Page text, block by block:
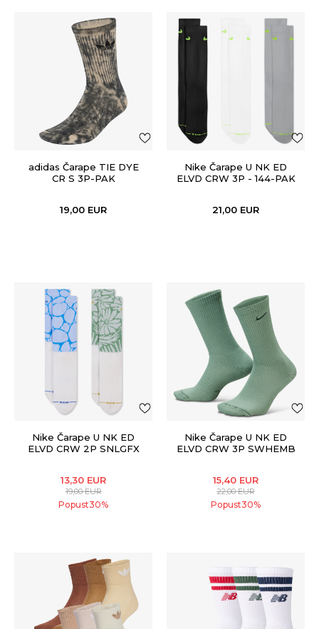
adidas Čarape TIE DYE
CR S 3P-PAK
19,00 EUR
Nike Čarape U NK ED
ELVD CRW 3P - 144-PAK
21,00 EUR
Nike Čarape U NK ED
ELVD CRW 2P SNLGFX
13,30 EUR
19,00EUR
Popust30%
Nike Čarape U NK ED
ELVD CRW 3P SWHEMB
15,40 EUR
22,00EUR
Popust30%